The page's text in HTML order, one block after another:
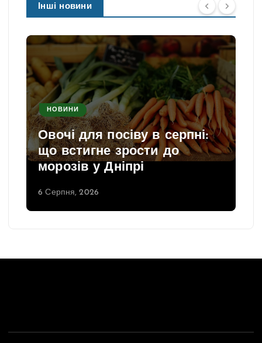
Інші новини
НОВИНИ
Овочі для посіву в серпні:
що встигне зрости до
морозів у Дніпрі
6 Серпня, 2026